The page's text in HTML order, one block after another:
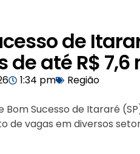
de
de até R$ 7,6
1:34 pm Região
Bom Sucesso de Itararé
de vagas em diversos